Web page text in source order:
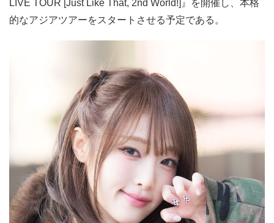
LIVE TOUR [Just Like That, 2nd World!]』を開催し、本格
的なアジアツアーをスタートさせる予定である。